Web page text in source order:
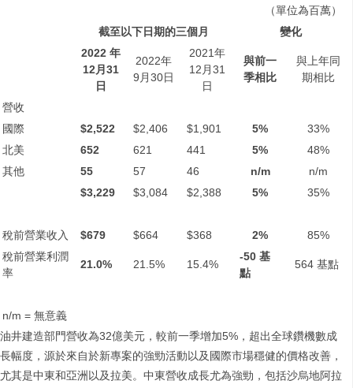
（單位為百萬）
截至以下日期的三個月
變化
2022 年
12月 31
日
2022年
9月30日
2021年
12月31
日
與前一
季相比
與上年同
期相比
營收
國際
$2,522 $2,406 $1,901 5%
33%
北美
652 621 441 5%
48%
其他
55 57 46 n/m
n/m
$3,229
$3,084 $2,388 5% 35%
稅前營業收入 $679 $664 $368 2%
85%
稅前營業利潤
率
21.0% 21.5% 15.4%
-50 基
點
564 基點
n/m = 無意義
油井建造部門營收為32億美元，較前一季增加5%，超出全球鑽機數成
長幅度，源於來自於新專案的強勁活動以及國際市場穩健的價格改善，
尤其是中東和亞洲以及拉美。中東營收成長尤為強勁，包括沙烏地阿拉